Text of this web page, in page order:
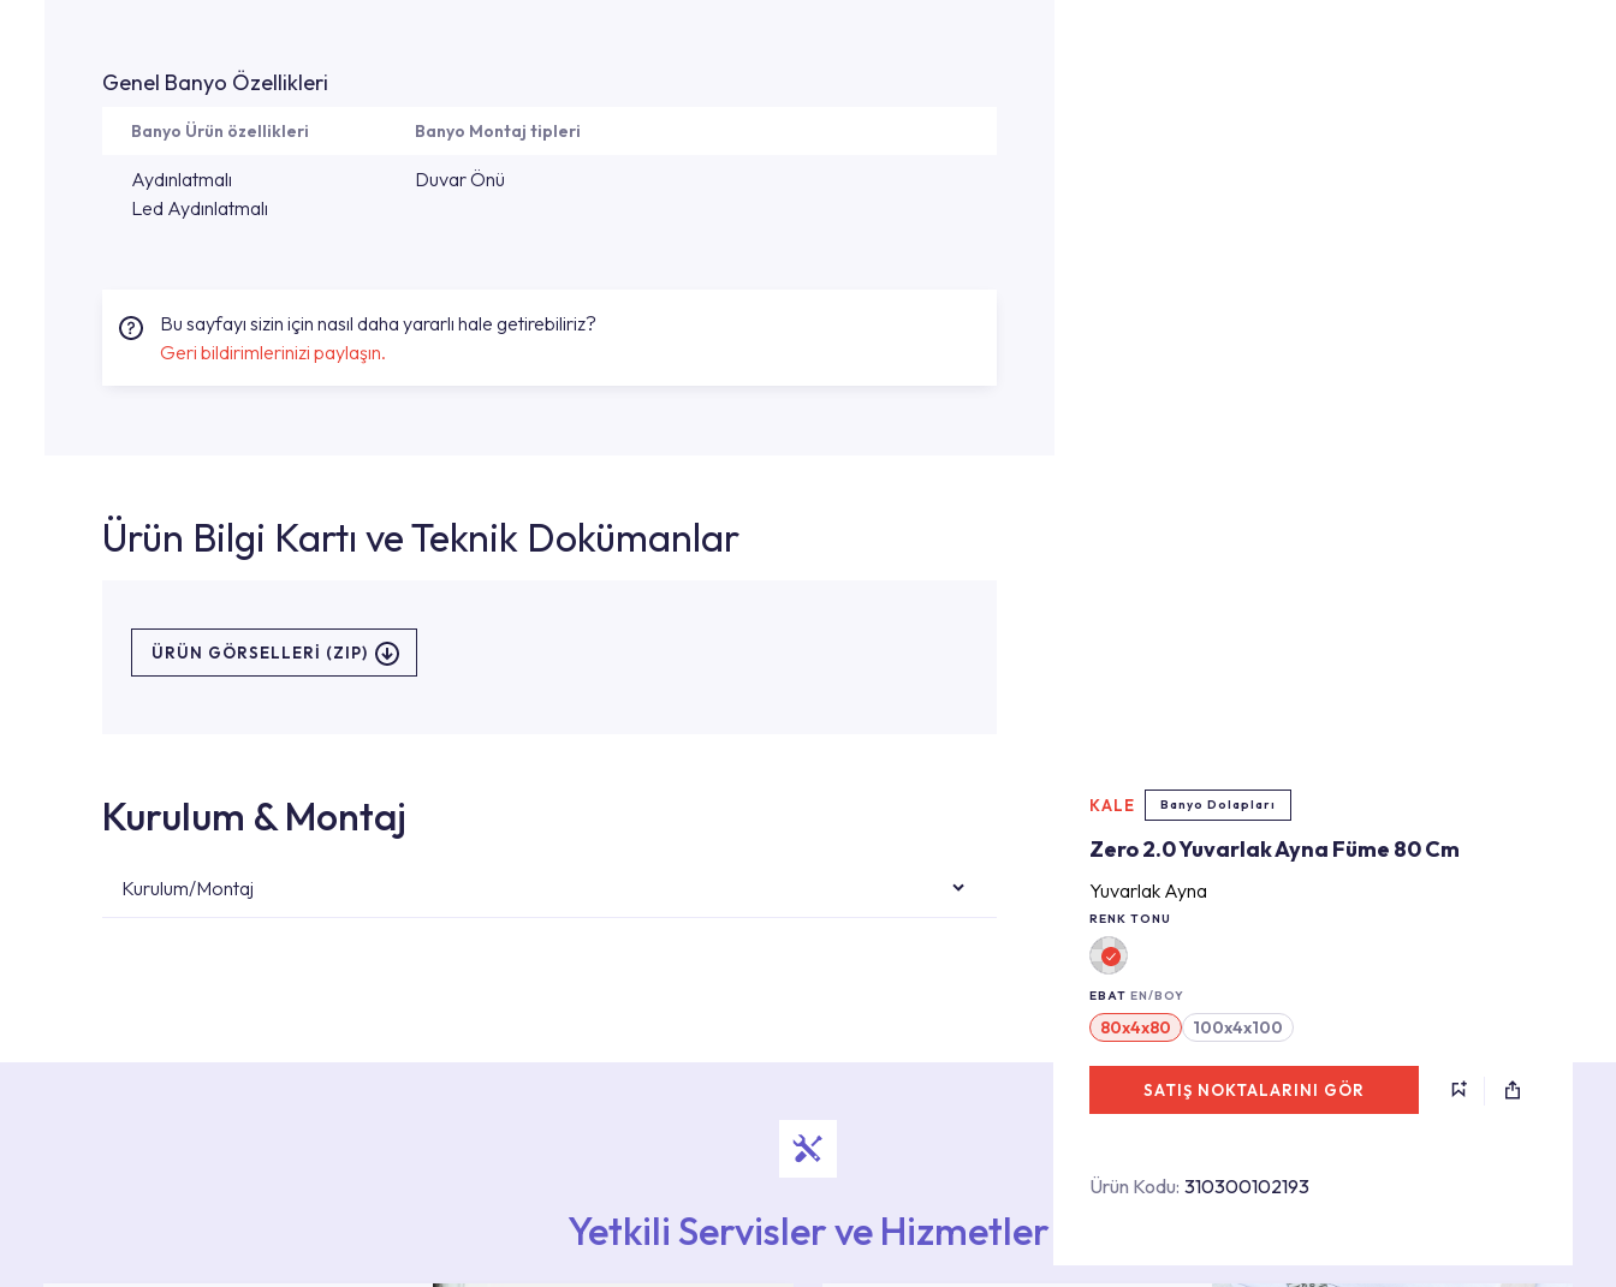
KALE Banyo Dolapları
Zero 2.0 Yuvarlak Ayna Füme 80 Cm
Yuvarlak Ayna
RENK TONU
EBAT EN/BOY
80x4x80 100x4x100
SATIŞ NOKTALARINI GÖR
Ürün Kodu: 310300102193
Genel Banyo Özellikleri
Banyo Ürün özellikleri Banyo Montaj tipleri
Aydınlatmalı
Led Aydınlatmalı
Duvar Önü
Bu sayfayı sizin için nasıl daha yararlı hale getirebiliriz?
Geri bildirimlerinizi paylaşın.
Ürün Bilgi Kartı ve Teknik Dokümanlar
ÜRÜN GÖRSELLERI (ZIP)
Kurulum & Montaj
Kurulum/Montaj
Yetkili Servisler ve Hizmetler